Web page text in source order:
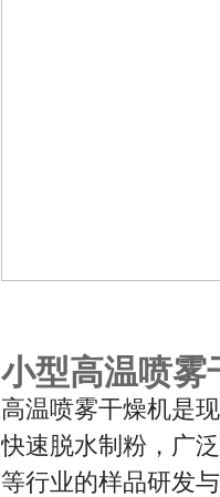
小型高温喷雾
高温喷雾干燥机是
快速脱水制粉，广
等行业的样品研发